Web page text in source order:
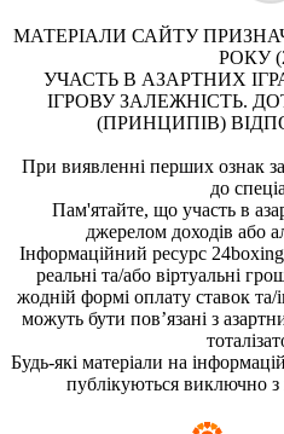
МАТЕРІАЛИ САЙТУ
РОКУ
УЧАСТЬ В АЗАРТНИХ
ІГРОВУ ЗАЛЕЖНІСТЬ.
(ПРИНЦИПІВ)
При виявленні перших ознак
до
Пам'ятайте, що участь в
джерелом доходів або
Інформаційний ресурс
реальні та/або віртуальні
жодній формі оплату ставок та/
можуть бути пов’язані з
Будь-які матеріали на
публікуються виключно